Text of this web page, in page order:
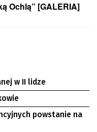
Ochlą” [GALERIA]
w II lidze
powstanie na